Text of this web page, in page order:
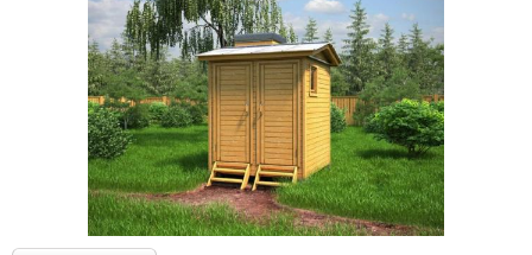
Душ с подогревом Баки для летнего душа
Тёплый душ Дачные души